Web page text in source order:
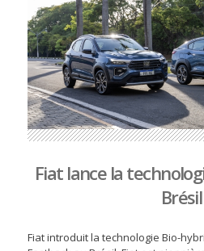
Fiat lance la
Brésil
Fiat introduit la technologie Bio-